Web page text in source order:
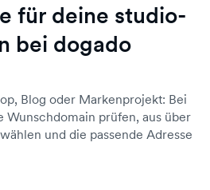
für deine studio-
bei dogado
Blog oder Markenprojekt: Bei
Wunschdomain prüfen, aus über
und die passende Adresse